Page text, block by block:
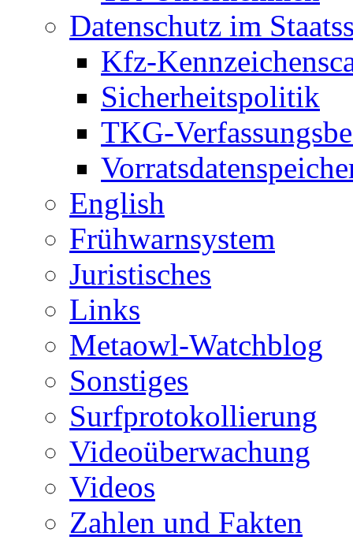
Datenschutz im
Kfz-
Sicherheitspolitik
TKG-
English
Frühwarnsystem
Juristisches
Links
Metaowl-Watchblog
Sonstiges
Surfprotokollierung
Videoüberwachung
Videos
Zahlen und Fakten